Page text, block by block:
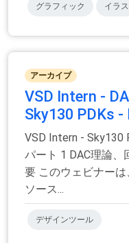
グラフィック イラ
アーカイブ
VSD Intern -
Sky130 PDKs
VSD Intern - Sky130
パート 1 DAC理論
要 このウェビナー
ソース...
デザインツール